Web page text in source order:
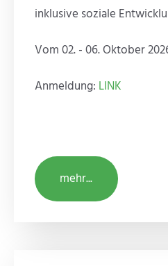
inklusive soziale
Vom 02. - 06. Oktober
Anmeldung: LINK
mehr...